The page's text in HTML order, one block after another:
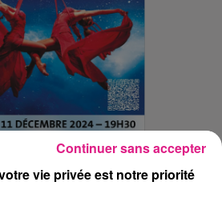
vie privée est notre priorité
Continuer sans accepter